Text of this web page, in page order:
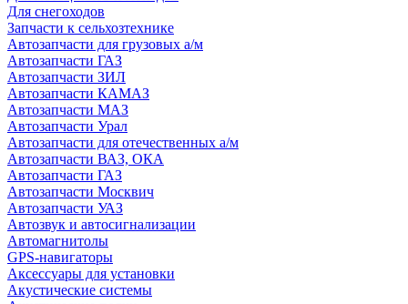
Для снегоходов
Запчасти к сельхозтехнике
Автозапчасти для грузовых а/м
Автозапчасти ГАЗ
Автозапчасти ЗИЛ
Автозапчасти КАМАЗ
Автозапчасти МАЗ
Автозапчасти Урал
Автозапчасти для отечественных а/м
Автозапчасти ВАЗ, ОКА
Автозапчасти ГАЗ
Автозапчасти Москвич
Автозапчасти УАЗ
Автозвук и автосигнализации
Автомагнитолы
GPS-навигаторы
Аксессуары для установки
Акустические системы